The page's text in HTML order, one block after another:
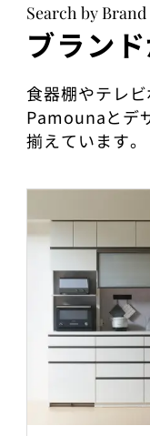
Search by Brand
ブラン
食器棚やテレ
Pamounaとデ
揃えています。